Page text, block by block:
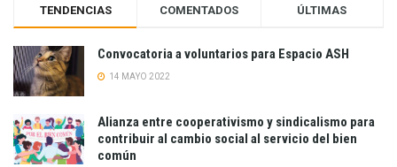
TENDENCIAS COMENTADOS ÚLTIMAS
Convocatoria a voluntarios para Espacio ASH
14 MAYO 2022
Alianza entre cooperativismo y sindicalismo para
contribuir al cambio social al servicio del bien
común